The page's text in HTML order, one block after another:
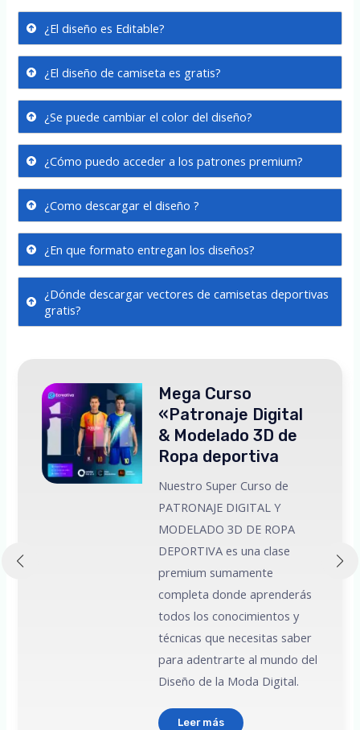
¿El diseño es Editable?
¿El diseño de camiseta es gratis?
¿Se puede cambiar el color del diseño?
¿Cómo puedo acceder a los patrones premium?
¿Como descargar el diseño ?
¿En que formato entregan los diseños?
¿Dónde descargar vectores de camisetas deportivas
gratis?
Mega Curso
«Patronaje Digital
& Modelado 3D de
Ropa deportiva
Nuestro Super Curso de
PATRONAJE DIGITAL Y
MODELADO 3D DE ROPA
DEPORTIVA es una clase
premium sumamente
completa donde aprenderás
todos los conocimientos y
técnicas que necesitas saber
para adentrarte al mundo del
Diseño de la Moda Digital.
Leer más